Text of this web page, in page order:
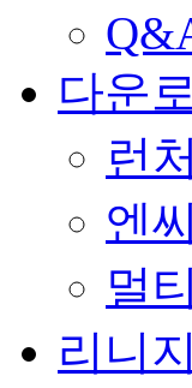
다운
런
엔
멀
리니